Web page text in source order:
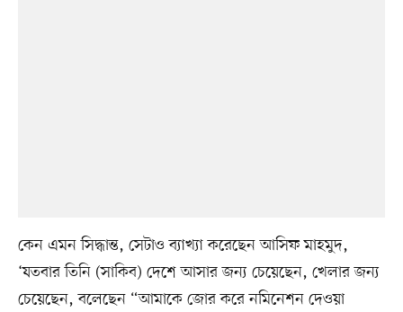
কেন এমন সিদ্ধান্ত, সেটাও ব্যাখ্যা করেছেন আসিফ মাহমুদ,
‘যতবার তিনি (সাকিব) দেশে আসার জন্য চেয়েছেন, খেলার জন্য
চেয়েছেন, বলেছেন “আমাকে জোর করে নমিনেশন দেওয়া